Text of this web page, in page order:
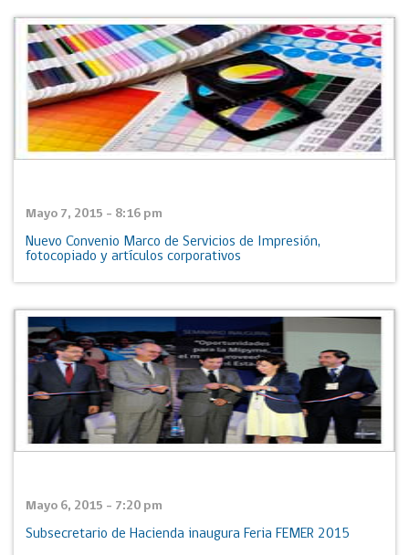
Mayo 7, 2015 - 8:16 pm
Nuevo Convenio Marco de Servicios de Impresión,
fotocopiado y artículos corporativos
Mayo 6, 2015 - 7:20 pm
Subsecretario de Hacienda inaugura Feria FEMER 2015